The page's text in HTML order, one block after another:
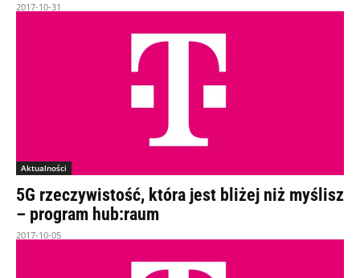
2017-10-31
Aktualności
5G rzeczywistość, która jest bliżej niż myślisz
– program hub:raum
2017-10-05